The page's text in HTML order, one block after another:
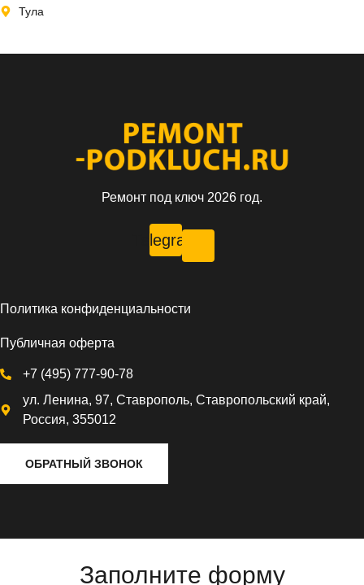
Тула
Ремонт под ключ 2026 год.
Telegram
Политика конфиденциальности
Публичная оферта
+7 (495) 777-90-78
ул. Ленина, 97, Ставрополь, Ставропольский край,
Россия, 355012
ОБРАТНЫЙ ЗВОНОК
Заполните форму